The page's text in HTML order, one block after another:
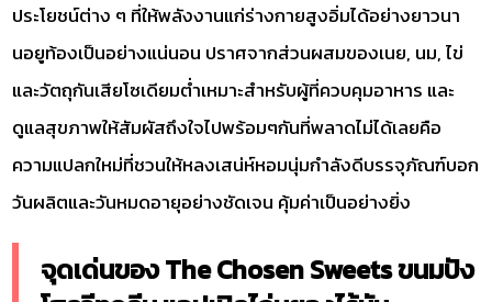
ประโยชน์ต่าง ๆ ที่ให้พลังงานแก่ร่างกายสูงอิ่มได้อย่างยาวนา
นอยูท้องเป็นอย่างแน่นอน ปราศจากส่วนผสมของเนย, นม, ไข่
และวัตถุกันเสียโซเดียมต่ำเหมาะสำหรับผู้ที่ควบคุมอาหาร และ
ดูแลสุขภาพให้สัมผัสถึงใจไปพร้อมๆกันที่พลาดไม่ได้เลยคือ
ความแปลกใหม่ที่ชวนให้หลงเสน่ห์หอมนุ่มกำลังดีบรรจุภัณฑ์บอก
วันผลิตและวันหมดอายุอย่างชัดเจน คุ้มค่าเป็นอย่างยิ่ง
จุดเด่นของ The Chosen Sweets ขนมปัง